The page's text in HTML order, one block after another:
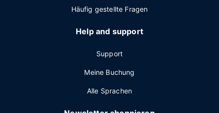
Häufig gestellte Fragen
Help and support
Support
Meine Buchung
Alle Sprachen